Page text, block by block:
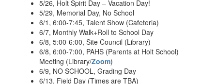
5/26, Holt Spirit Day – Vacation Day!
5/29, Memorial Day, No School
6/1, 6:00-7:45, Talent Show (Cafeteria)
6/7, Monthly Walk+Roll to School Day
6/8, 5:00-6:00, Site Council (Library)
6/8, 6:00-7:00, PAHS (Parents at Holt School)
Meeting (Library/Zoom)
6/9, NO SCHOOL, Grading Day
6/13, Field Day (Times are TBA)